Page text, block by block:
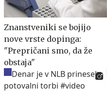
Znanstveniki se bojijo
nove vrste dopinga:
"Prepričani smo, da že
obstaja"